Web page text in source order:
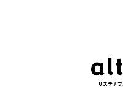
サステナ